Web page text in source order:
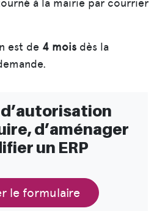
à la mairie par courrier
est de 4 mois dès la
d’aménager
un ERP
le formulaire